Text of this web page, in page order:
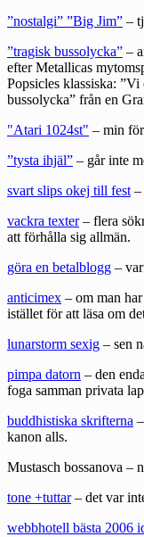
”nostalgi” ”Big Jim” –
”tragisk bussolycka” –
efter Metallicas
Popsicles klassiska:
bussolycka” från en
"Atari 1024st" – min
”tysta ihjäl” – går inte
svart slips okej till fest–
vackra texter– flera
att förhålla sig allmän.
göra en betalblogg –
anticimex – om man
istället för att läsa om
lunarstorm sexig – sen
pimpa datorn – den
foga samman privata
buddhistiska skrifterna
kanon alls.
Mustasch bossanova –
tone +tuttar– det var
webbhotell bästa 2006